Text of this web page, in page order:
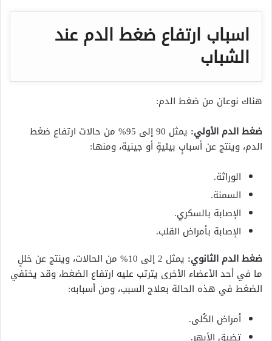
اسباب ارتفاع ضغط الدم عند
الشباب
هناك نوعان من ضغط الدم:
ضغط الدم الأولي:
يمثل 90 إلى 95% من حالات ارتفاع ضغط
الدم، وينتج عن أسبابٍ بيئيةٍ أو جينية، ومنها:
الوراثة.
السمنة.
الإصابة بالسكري.
الإصابة بأمراض القلب.
ضغط الدم الثانوي:
يمثل 2 إلى 10% من الحالات، وينتج عن خللٍ
ما في أحد الأعضاء الأخرى يترتب عليه ارتفاع الضغط، وقد يختفي
الضغط في هذه الحالة بعلاج السبب، ومن أسبابه:
أمراض الكُلى.
تضيق الأبهر.